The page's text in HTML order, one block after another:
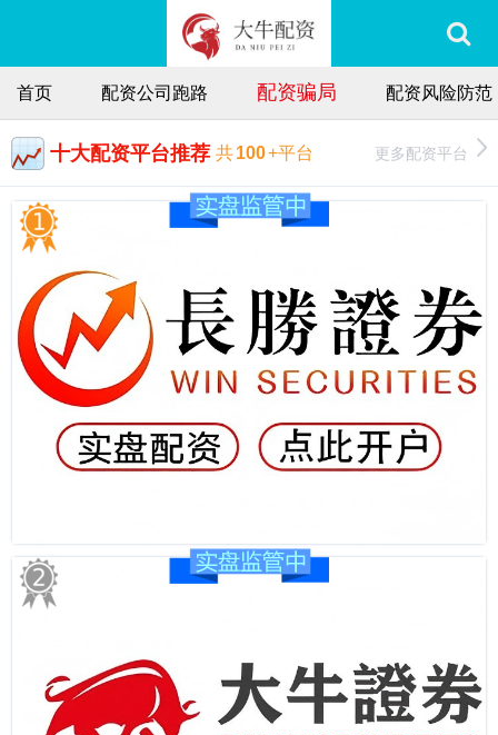
首页 配资公司跑路 配资骗局 配资风险防范
十大配资平台推荐 共100+平台 更多配资平台